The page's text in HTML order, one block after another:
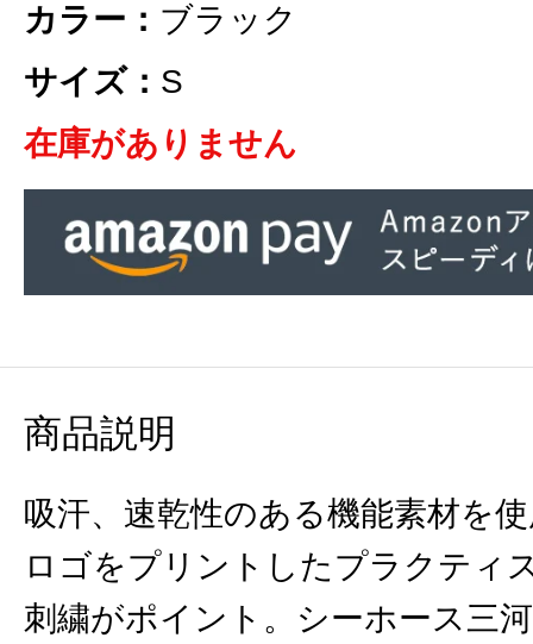
カラー： ブラック
サイズ： S
在庫がありません
商品説明
吸汗、速乾性のある機能素材を
ロゴをプリントしたプラクティ
刺繍がポイント。シーホース三